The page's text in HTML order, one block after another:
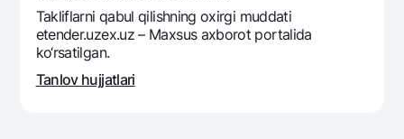
Qidirish
Foydali havolalar
Takliflarni qabul qilishning oxirgi muddati
etender.uzex.uz – Maxsus axborot portalida
ko‘rsatilgan.
Tanlov hujjatlari